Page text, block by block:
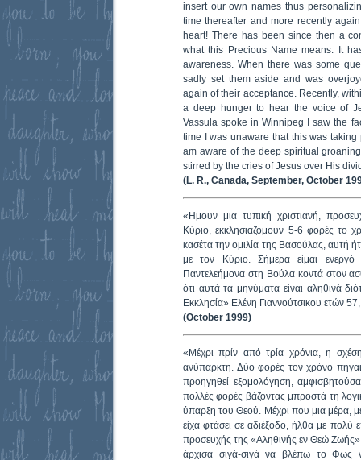
insert our own names thus
time thereafter and more recently
heart! There has been since then a
what this Precious Name means. It
awareness. When there was some
sadly set them aside and was
again of their acceptance. Recently,
a deep hunger to hear the voice of
Vassula spoke in Winnipeg I saw the
time I was unaware that this was
am aware of the deep spiritual
stirred by the cries of Jesus over His
(L. R., Canada, September, October
«Ημουν μια τυπική χριστιανή,
Κύριο, εκκλησιαζόμουν 5-6 φορές το
κασέτα την ομιλία της Βασούλας, αυτή
με τον Κύριο. Σήμερα είμαι
Παντελεήμονα στη Βούλα κοντά στον
ότι αυτά τα μηνύματα είναι αληθινά
Εκκλησία» Ελένη Γιαννούτσικου ετών
(October 1999)
«Μέχρι πρίν από τρία χρόνια, η
ανύπαρκτη. Δύο φορές τον χρόνο
προηγηθεί εξομολόγηση,
πολλές φορές βάζοντας μπροστά τη
ύπαρξη του Θεού. Μέχρι που μια μέρα,
είχα φτάσει σε αδιέξοδο, ήλθα με
προσευχής της «Αληθινής εν Θεώ
άρχισα σιγά-σιγά να βλέπω το Φως